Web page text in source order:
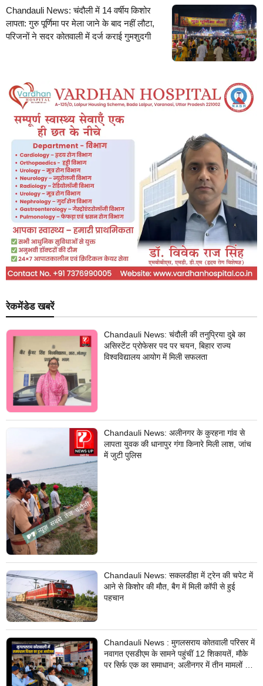
Chandauli News: चंदौली में 14 वर्षीय किशोर
लापता: गुरु पूर्णिमा पर मेला जाने के बाद नहीं लौटा,
परिजनों ने सदर कोतवाली में दर्ज कराई गुमशुदगी
रेकमेंडेड खबरें
Chandauli News: चंदौली की तनुप्रिया दुबे का
असिस्टेंट प्रोफेसर पद पर चयन, बिहार राज्य
विश्वविद्यालय आयोग में मिली सफलता
Chandauli News: अलीनगर के कुरहना गांव से
लापता युवक की धानापुर गंगा किनारे मिली लाश, जांच
में जुटी पुलिस
Chandauli News: सकलडीहा में ट्रेन की चपेट में
आने से किशोर की मौत, बैग में मिली कॉपी से हुई
पहचान
Chandauli News : मुगलसराय कोतवाली परिसर में
नवागत एसडीएम के सामने पहुंचीं 12 शिकायतें, मौके
पर सिर्फ एक का समाधान; अलीनगर में तीन मामलों का